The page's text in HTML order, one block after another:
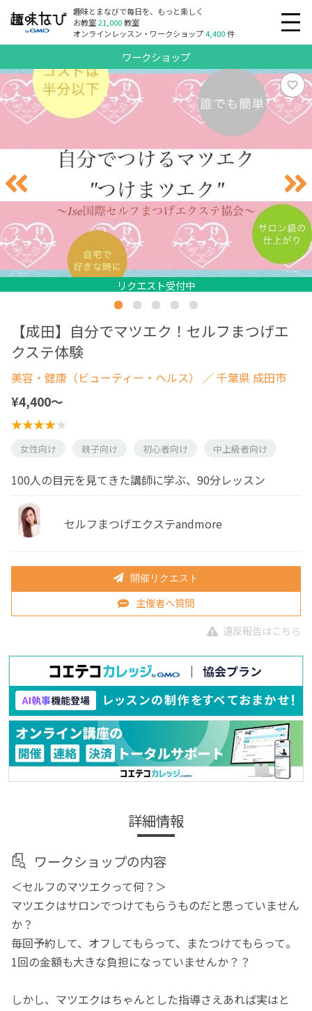
趣味とまなびで毎日を、もっと楽しく
お教室21,000教室
オンラインレッスン・ワークショップ4,400件
ワークショップ
リクエスト受付中
リクエスト受付中
リクエスト受付中
リクエスト受付中
リクエスト受付中
リクエスト受付中
【成田】自分でマツエク！セルフまつげエ
クステ体験
美容・健康（ビューティー・ヘルス） ／ 千葉県 成田市
¥4,400〜
女性向け 親子向け 初心者向け 中上級者向け
100人の目元を見てきた講師に学ぶ、90分レッスン
セルフまつげエクステandmore
開催リクエスト
主催者へ質問
違反報告はこちら
詳細情報
ワークショップの内容
＜セルフのマツエクって何？＞
マツエクはサロンでつけてもらうものだと思っていません
か？
毎回予約して、オフしてもらって、またつけてもらって。
1回の金額も大きな負担になっていませんか？？
しかし、マツエクはちゃんとした指導さえあれば実はと